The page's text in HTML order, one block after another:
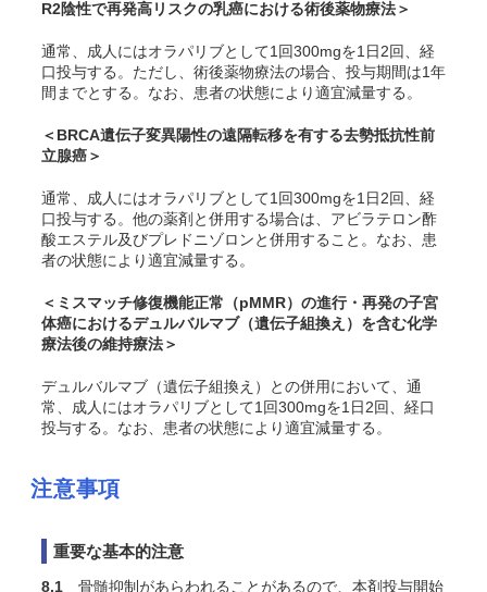
R2陰性で再発高リスクの乳癌における術後薬物療法＞
通常、成人にはオラパリブとして1回300mgを1日2回、経
口投与する。ただし、術後薬物療法の場合、投与期間は1年
間までとする。なお、患者の状態により適宜減量する。
＜ BRCA遺伝子変異陽性の遠隔転移を有する去勢抵抗性前
立腺癌＞
通常、成人にはオラパリブとして1回300mgを1日2回、経
口投与する。他の薬剤と併用する場合は、アビラテロン酢
酸エステル及びプレドニゾロンと併用すること。なお、患
者の状態により適宜減量する。
＜ミスマッチ修復機能正常（pMMR）の進行・再発の子宮
体癌におけるデュルバルマブ（遺伝子組換え）を含む化学
療法後の維持療法＞
デュルバルマブ（遺伝子組換え）との併用において、通
常、成人にはオラパリブとして1回300mgを1日2回、経口
投与する。なお、患者の状態により適宜減量する。
注意事項
重要な基本的注意
8.1 骨髄抑制があらわれることがあるので、本剤投与開始